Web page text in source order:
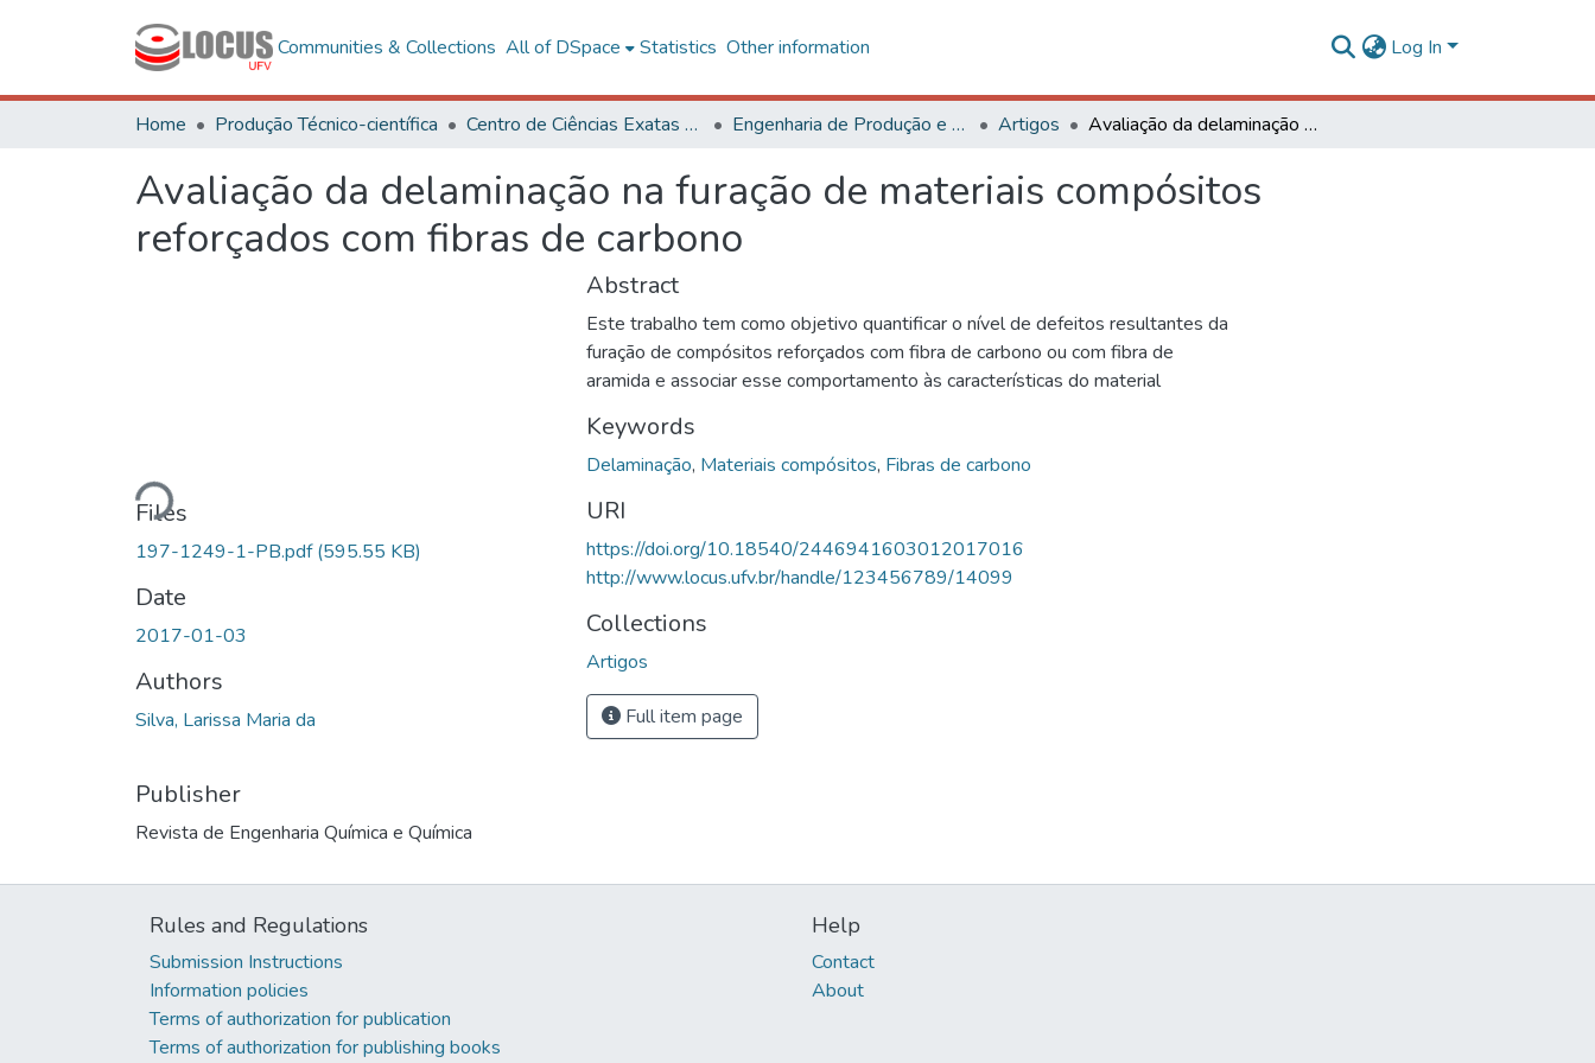
Communities & Collections All of DSpace Statistics Other information Log In
Home Produção Técnico-científica Centro de Ciências Exatas e Tecnológicas Engenharia de Produção e Mecânica Artigos Avaliação da delaminação na furação de materiais compósitos reforçados com fibras de carbono
Avaliação da delaminação na furação de materiais compósitos
reforçados com fibras de carbono
Loading...
Files
197-1249-1-PB.pdf(595.55 KB)
Date
2017-01-03
Authors
Silva, Larissa Maria da
Publisher
Revista de Engenharia Química e Química
Abstract
Este trabalho tem como objetivo quantificar o nível de defeitos resultantes da
furação de compósitos reforçados com fibra de carbono ou com fibra de
aramida e associar esse comportamento às características do material
Keywords
Delaminação, Materiais compósitos, Fibras de carbono
URI
https://doi.org/10.18540/2446941603012017016
http://www.locus.ufv.br/handle/123456789/14099
Collections
Artigos
Full item page
Rules and Regulations
Submission Instructions
Information policies
Terms of authorization for publication
Terms of authorization for publishing books
Help
Contact
About